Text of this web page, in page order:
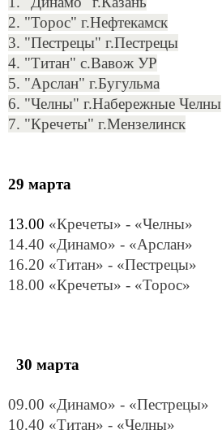
2. "Торос" г.Нефтекамск
3. "Пестрецы" г.Пестрецы
4. "Титан" с.Вавож УР
5. "Арслан" г.Бугульма
6. "Челны" г.Набережные Челны
7. "Кречеты" г.Мензелинск
29 марта
13.00 «Кречеты» - «Челны»
14.40 «Динамо» - «Арслан»
16.20 «Титан» - «Пестрецы»
18.00 «Кречеты» - «Торос»
30 марта
09.00 «Динамо» - «Пестрецы»
10.40 «Титан» - «Челны»